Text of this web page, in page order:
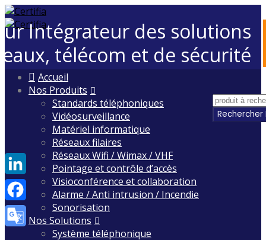
Intégrateur des solutions
télécom et de sécurité
Skip
Accueil
Nos Produits
Standards téléphoniques
Vidéosurveillance
Matériel informatique
Réseaux filaires
Réseaux Wifi / Wimax / VHF
Pointage et contrôle d’accès
Visioconférence et collaboration
Alarme / Anti intrusion / Incendie
Sonorisation
Nos Solutions
Système téléphonique
LinkedIn
Facebook